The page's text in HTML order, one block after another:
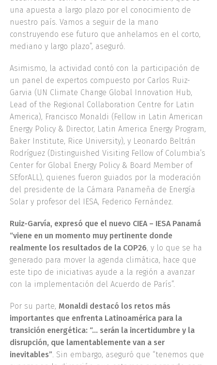
una apuesta a largo plazo por el conocimiento de
nuestro país. Vamos a seguir de la mano
construyendo ese futuro que anhelamos en el corto,
mediano y largo plazo”, aseguró.
Asimismo, la actividad contó con la participación de
un panel de expertos compuesto por Carlos Ruiz-
Garvia (UN Climate Change Global Innovation Hub,
Lead of the Regional Collaboration Centre for Latin
America), Francisco Monaldi (Fellow in Latin American
Energy Policy & Director, Latin America Energy Program,
Baker Institute, Rice University), y Leonardo Beltrán
Rodríguez (Distinguished Visiting Fellow of Columbia’s
Center for Global Energy Policy & Board Member of
SEforALL), quienes fueron guiados por la moderación
del presidente de la Cámara Panameña de Energía
Solar y profesor del IESA, Federico Fernández.
Ruiz-Garvía, expresó que el nuevo CIEA – IESA Panamá
“viene en un momento muy pertinente donde
realmente los resultados de la COP26, y lo que se ha
generado para mover la agenda climática, hace que
este tipo de iniciativas ayude a la región a avanzar
con la implementación del Acuerdo de París”.
Por su parte, Monaldi destacó los retos más
importantes que enfrenta Latinoamérica para la
transición energética: “… serán la incertidumbre y la
disrupción, que lamentablemente van a ser
inevitables”. Sin embargo, aseguró que “tenemos que